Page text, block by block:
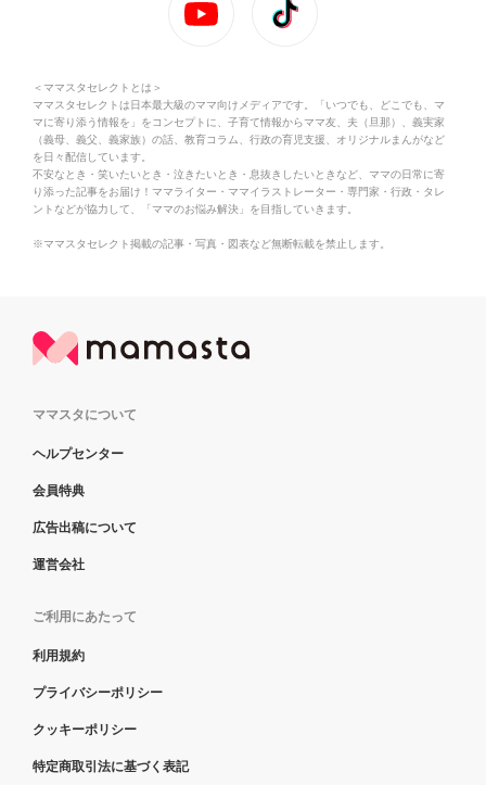
＜ママスタセレクトとは＞
ママスタセレクトは日本最大級のママ向けメディアです。「いつでも、どこでも、マ
マに寄り添う情報を」をコンセプトに、子育て情報からママ友、夫（旦那）、義実家
（義母、義父、義家族）の話、教育コラム、行政の育児支援、オリジナルまんがなど
を日々配信しています。
不安なとき・笑いたいとき・泣きたいとき・息抜きしたいときなど、ママの日常に寄
り添った記事をお届け！ママライター・ママイラストレーター・専門家・行政・タレ
ントなどが協力して、「ママのお悩み解決」を目指していきます。
※ママスタセレクト掲載の記事・写真・図表など無断転載を禁止します。
ママスタについて
ヘルプセンター
会員特典
広告出稿について
運営会社
ご利用にあたって
利用規約
プライバシーポリシー
クッキーポリシー
特定商取引法に基づく表記